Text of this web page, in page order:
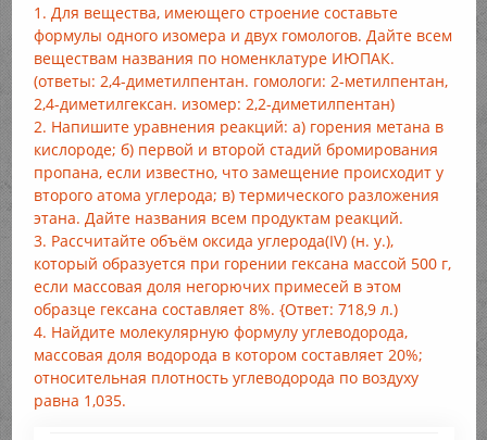
1. Для вещества, имеющего строение составьте
формулы одного изомера и двух гомологов. Дайте всем
веществам названия по номенклатуре ИЮПАК.
(ответы: 2,4-диметилпентан. гомологи: 2-метилпентан,
2,4-диметилгексан. изомер: 2,2-диметилпентан)
2. Напишите уравнения реакций: а) горения метана в
кислороде; б) первой и второй стадий бромирования
пропана, если известно, что замещение происходит у
второго атома углерода; в) термического разложения
этана. Дайте названия всем продуктам реакций.
3. Рассчитайте объём оксида углерода(IV) (н. у.),
который образуется при горении гексана массой 500 г,
если массовая доля негорючих примесей в этом
образце гексана составляет 8%. {Ответ: 718,9 л.)
4. Найдите молекулярную формулу углеводорода,
массовая доля водорода в котором составляет 20%;
относительная плотность углеводорода по воздуху
равна 1,035.